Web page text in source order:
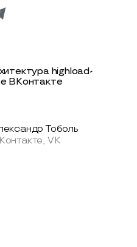
highload-
ВКонтакте
Тоболь
VK